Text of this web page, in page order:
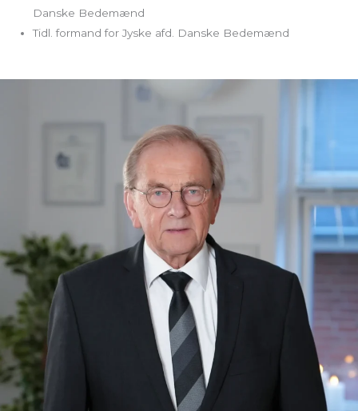
Danske Bedemænd
Tidl. formand for Jyske afd. Danske Bedemænd